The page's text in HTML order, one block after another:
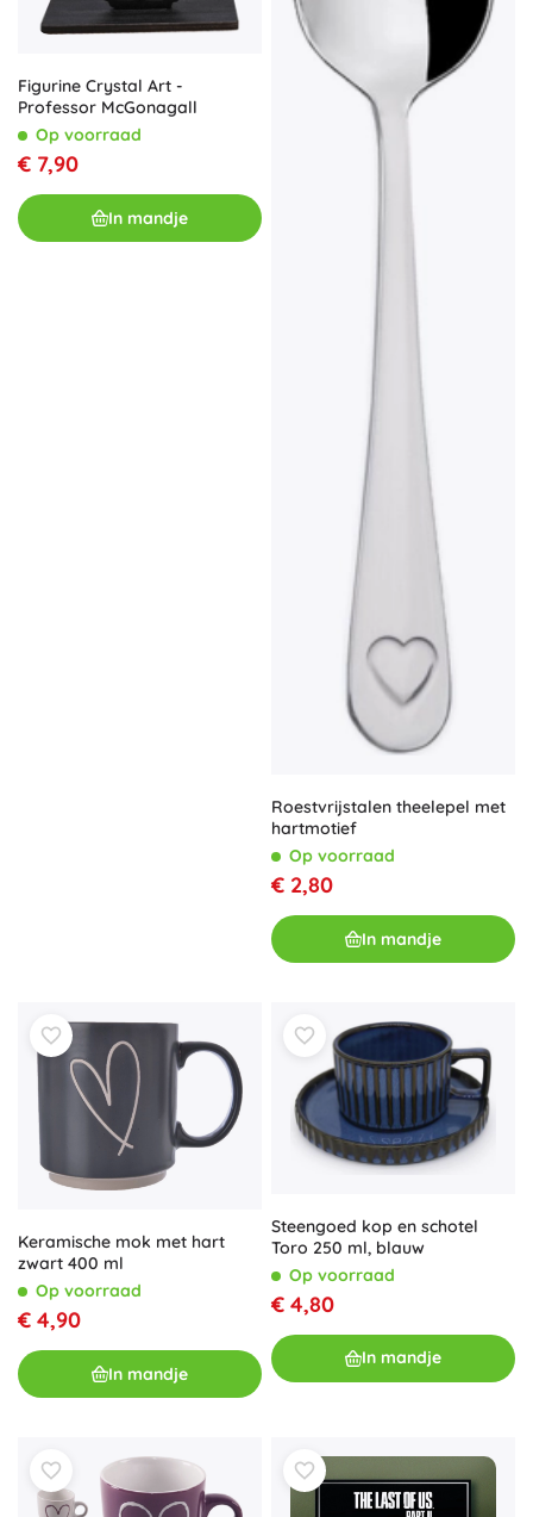
Figurine Crystal Art -
Professor McGonagall
Op voorraad
€ 7,90
In mandje
Roestvrijstalen theelepel met
hartmotief
Op voorraad
€ 2,80
In mandje
Keramische mok met hart
zwart 400 ml
Op voorraad
€ 4,90
In mandje
Steengoed kop en schotel
Toro 250 ml, blauw
Op voorraad
€ 4,80
In mandje